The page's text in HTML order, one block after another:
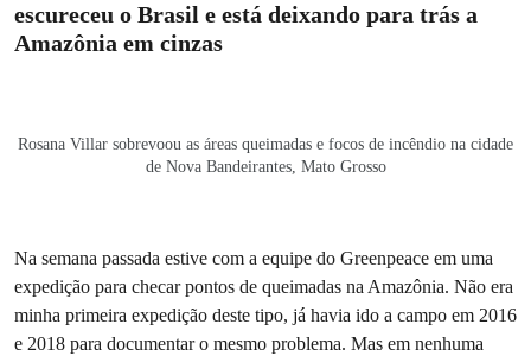
escureceu o Brasil e está deixando para trás a
Amazônia em cinzas
Rosana Villar sobrevoou as áreas queimadas e focos de incêndio na cidade
de Nova Bandeirantes, Mato Grosso
Na semana passada estive com a equipe do Greenpeace em uma
expedição para checar pontos de queimadas na Amazônia. Não era
minha primeira expedição deste tipo, já havia ido a campo em 2016
e 2018 para documentar o mesmo problema. Mas em nenhuma